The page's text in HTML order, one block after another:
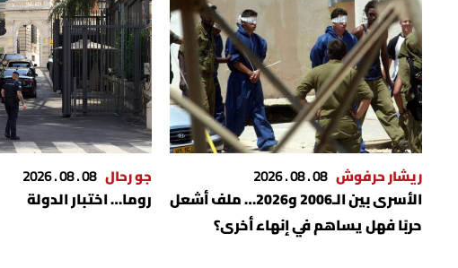
ريشار حرفوش 08 . 08 . 2026
الأسرى بين الـ2006 و2026… ملف أشعل
حربًا فهل يساهم في إنهاء أخرى؟
جو رحال 08 . 08 . 2026
روما… اختبار الدولة